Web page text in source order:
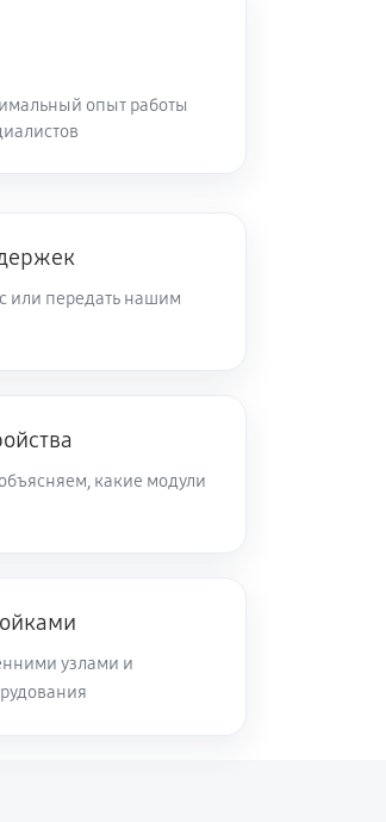
опыт работы
или передать нашим
какие модули
узлами и